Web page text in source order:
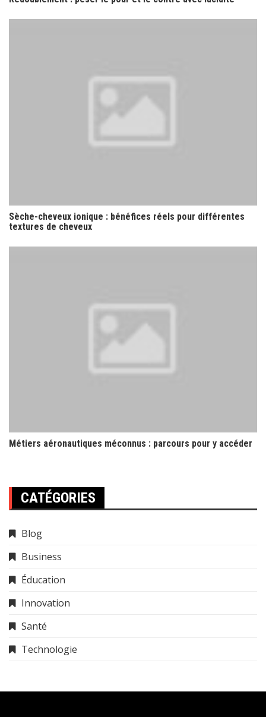
Sèche-cheveux ionique : bénéfices réels pour différentes
textures de cheveux
Métiers aéronautiques méconnus : parcours pour y accéder
CATÉGORIES
Blog
Business
Éducation
Innovation
Santé
Technologie